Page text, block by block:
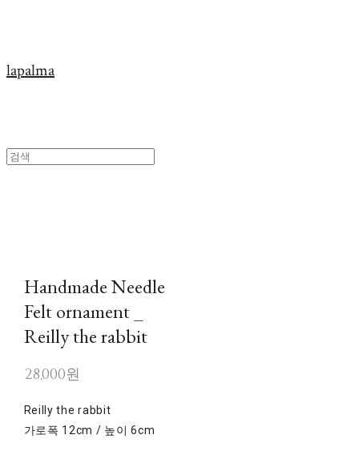
lapalma
Handmade Needle
Felt ornament _
Reilly the rabbit
28,000원
Reilly the rabbit
가로폭 12cm / 높이 6cm